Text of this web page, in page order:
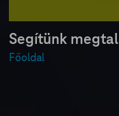
Segítünk
Főoldal